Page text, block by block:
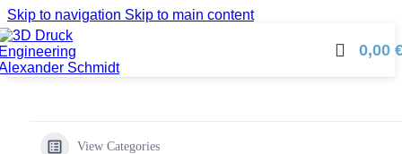
Skip to navigation Skip to main content
0,00
View Categories